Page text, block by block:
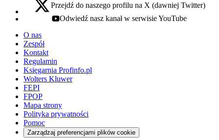
x - otwiera się w nowej karcie
Przejdź do naszego profilu na X (dawniej Twitter)
youtube - otwiera się w nowej karcie
Odwiedź nasz kanał w serwisie YouTube
O nas
Zespół
Kontakt
Regulamin
Księgarnia Profinfo.pl
Wolters Kluwer
FEPI
FPOP
Mapa strony
Polityka prywatności
Pomoc
Zarządzaj preferencjami plików cookie